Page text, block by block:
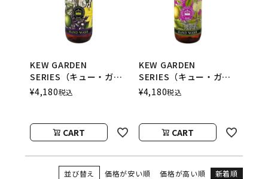
KEW GARDEN
SERIES（キュー・ガー
デン・シリーズ） ラグ
ジュアリーハンドウォッ
LIME （ナルシサスライ
ム） THE ENGLISH
イングリッシュソープカ
ンパニー）
¥4,180税込
CART
KEW GARDEN
SERIES（キュー・ガー
デン・シリーズ） ラグ
ジュアリーハンドウォッ
Pomelo （エルダーフ
ラワー&ポメロ） THE
COMPANY （ザ イングリ
ッシュソープカンパニ
¥4,180税込
CART
並び替え 価格が安い順 価格が高い順 新着順